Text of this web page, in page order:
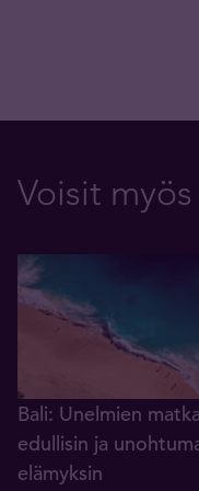
Voisit
Bali: Unelmien
edullisin ja
elämyksin